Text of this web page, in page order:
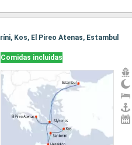
Kos, El Pireo Atenas, Estambul
Comidas incluidas